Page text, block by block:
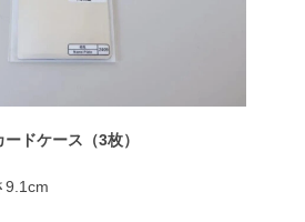
ドケース（3枚）
9.1cm